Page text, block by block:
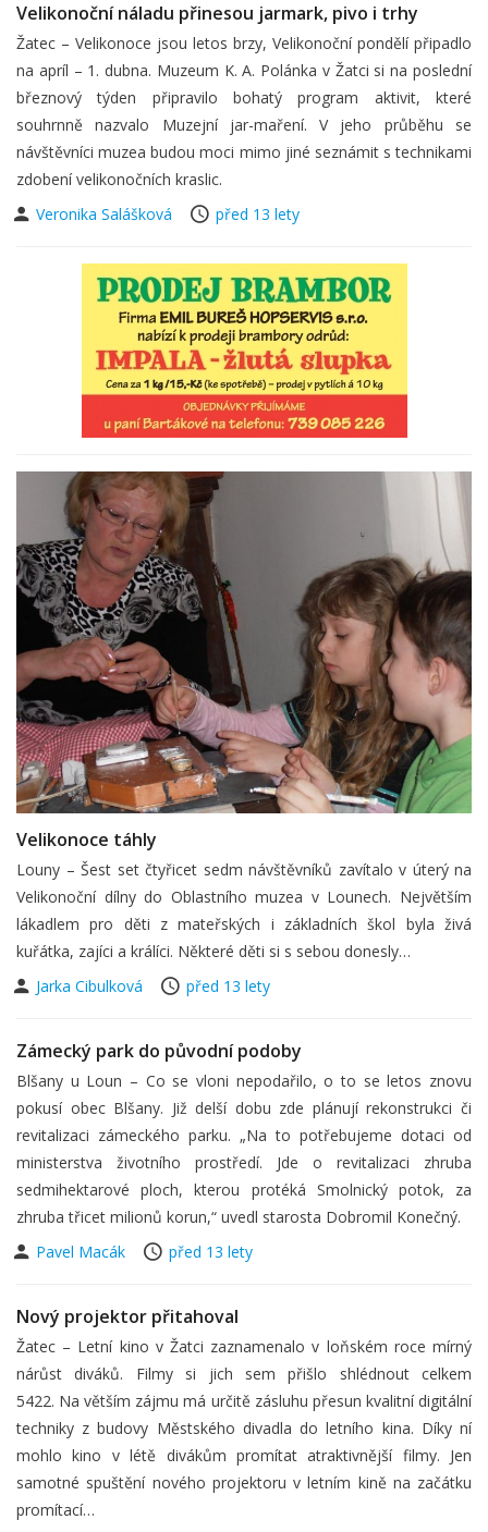
Velikonoční náladu přinesou jarmark, pivo i trhy
Žatec – Velikonoce jsou letos brzy, Velikonoční pondělí připadlo
na apríl – 1. dubna. Muzeum K. A. Polánka v Žatci si na poslední
březnový týden připravilo bohatý program aktivit, které
souhrnně nazvalo Muzejní jar-maření. V jeho průběhu se
návštěvníci muzea budou moci mimo jiné seznámit s technikami
zdobení velikonočních kraslic.
Veronika Salášková
před 13 lety
Velikonoce táhly
Louny – Šest set čtyřicet sedm návštěvníků zavítalo v úterý na
Velikonoční dílny do Oblastního muzea v Lounech. Největším
lákadlem pro děti z mateřských i základních škol byla živá
kuřátka, zajíci a králíci. Některé děti si s sebou donesly…
Jarka Cibulková
před 13 lety
Zámecký park do původní podoby
Blšany u Loun – Co se vloni nepodařilo, o to se letos znovu
pokusí obec Blšany. Již delší dobu zde plánují rekonstrukci či
revitalizaci zámeckého parku. „Na to potřebujeme dotaci od
ministerstva životního prostředí. Jde o revitalizaci zhruba
sedmihektarové ploch, kterou protéká Smolnický potok, za
zhruba třicet milionů korun,“ uvedl starosta Dobromil Konečný.
Pavel Macák
před 13 lety
Nový projektor přitahoval
Žatec – Letní kino v Žatci zaznamenalo v loňském roce mírný
nárůst diváků. Filmy si jich sem přišlo shlédnout celkem
5422. Na větším zájmu má určitě zásluhu přesun kvalitní digitální
techniky z budovy Městského divadla do letního kina. Díky ní
mohlo kino v létě divákům promítat atraktivnější filmy. Jen
samotné spuštění nového projektoru v letním kině na začátku
promítací…